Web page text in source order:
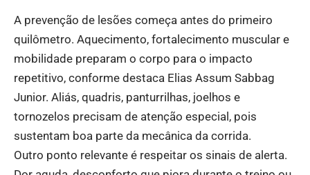
A prevenção de lesões começa antes do primeiro
quilômetro. Aquecimento, fortalecimento muscular e
mobilidade preparam o corpo para o impacto
repetitivo, conforme destaca Elias Assum Sabbag
Junior. Aliás, quadris, panturrilhas, joelhos e
tornozelos precisam de atenção especial, pois
sustentam boa parte da mecânica da corrida.
Outro ponto relevante é respeitar os sinais de alerta.